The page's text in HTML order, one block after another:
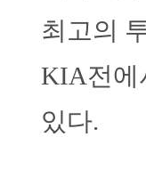
최고의
KIA전에
있다.